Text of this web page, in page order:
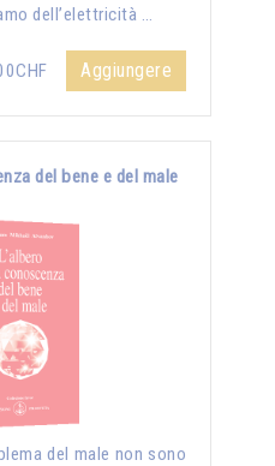
dell’elettricità …
Aggiungere
del bene e del male
del male non sono